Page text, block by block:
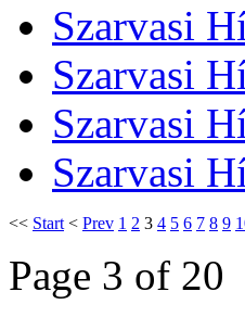
Szarvasi
Szarvasi
Szarvasi
Szarvasi
<< Start < Prev 1 2 3 4 5 6 7 8 9
Page 3 of 20